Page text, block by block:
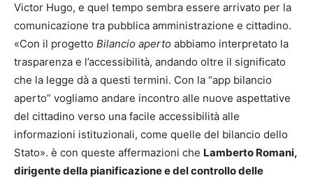
Victor Hugo, e quel tempo sembra essere arrivato per la
comunicazione tra pubblica amministrazione e cittadino.
«Con il progetto Bilancio aperto abbiamo interpretato la
trasparenza e l’accessibilità, andando oltre il significato
che la legge dà a questi termini. Con la “app bilancio
aperto” vogliamo andare incontro alle nuove aspettative
del cittadino verso una facile accessibilità alle
informazioni istituzionali, come quelle del bilancio dello
Stato». è con queste affermazioni che Lamberto Romani,
dirigente della pianificazione e del controllo delle